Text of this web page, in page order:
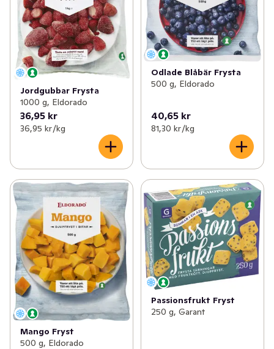
Jordgubbar Frysta
1000 g, Eldorado
36,95 kr
36,95 kr /kg
Odlade Blåbär Frysta
500 g, Eldorado
40,65 kr
81,30 kr /kg
Mango Fryst
500 g, Eldorado
Passionsfrukt Fryst
250 g, Garant